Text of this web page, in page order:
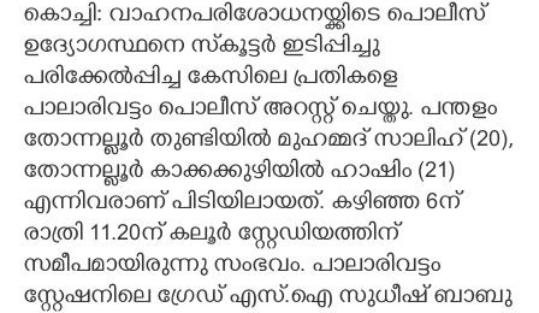
CARTOONS
LITERATURE
ZOOM
CONTACT US
കൊച്ചി: വാഹനപരിശോധനയ്ക്കിടെ പൊലീസ്
ഉദ്യോഗസ്ഥനെ സ്‌കൂട്ടർ ഇടിപ്പിച്ചു
പരിക്കേൽപ്പിച്ച കേസിലെ പ്രതികളെ
പാലാരിവട്ടം പൊലീസ് അറസ്റ്റ് ചെയ്തു. പന്തളം
തോന്നല്ലൂർ തുണ്ടിയിൽ മുഹമ്മദ് സാലിഹ് (20),
തോന്നല്ലൂർ കാക്കക്കുഴിയിൽ ഹാഷിം (21)
എന്നിവരാണ് പിടിയിലായത്. കഴിഞ്ഞ 6ന്
രാത്രി 11.20ന് കലൂർ സ്റ്റേഡിയത്തിന്
സമീപമായിരുന്നു സംഭവം. പാലാരിവട്ടം
സ്റ്റേഷനിലെ ഗ്രേഡ് എസ്.ഐ സുധീഷ് ബാബു